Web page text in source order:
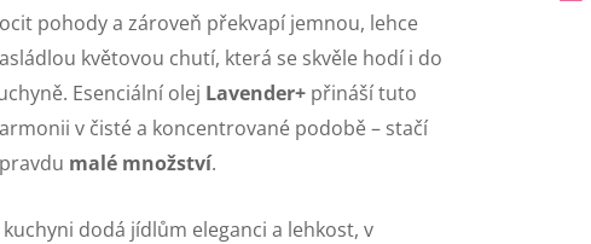
pohody a zároveň překvapí jemnou, lehce
květovou chutí, která se skvěle hodí i do
Esenciální olej Lavender+ přináší tuto
v čisté a koncentrované podobě – stačí
malé množství.
kuchyni dodá jídlům eleganci a lehkost, v